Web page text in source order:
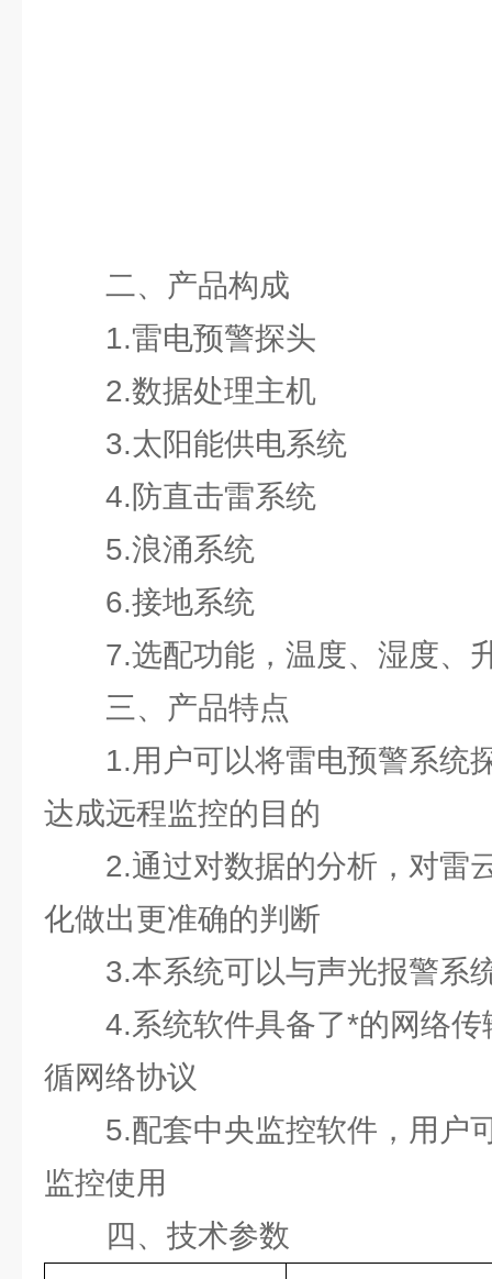
二、产品构成
1.雷电预警探头
2.数据处理主机
3.太阳能供电系统
4.防直击雷系统
5.浪涌系统
6.接地系统
7.选配功能，温度、湿度、
三、产品特点
1.用户可以将雷电预警系统
达成远程监控的目的
2.通过对数据的分析，对雷
化做出更准确的判断
3.本系统可以与声光报警系
4.系统软件具备了*的网络
循网络协议
5.配套中央监控软件，用户
监控使用
四、技术参数